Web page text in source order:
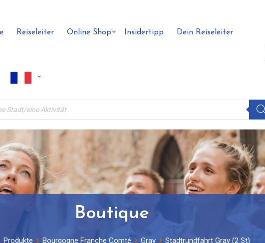
Reiseleiter Online Shop Insidertipp Dein Reiseleiter
Boutique
Produkte Bourgogne Franche Comté Gray Stadtrundfahrt Gray (2 St)